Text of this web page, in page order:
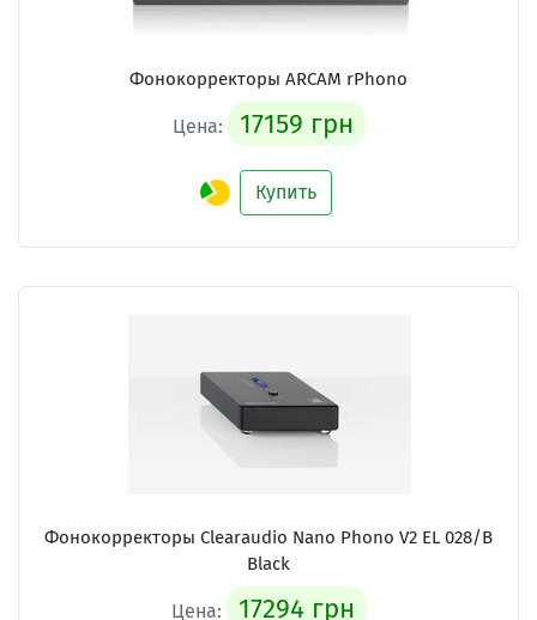
Фонокорректоры ARCAM rPhono
Цена: 17159 грн
Купить
Фонокорректоры Clearaudio Nano Phono V2 EL 028/B
Black
Цена: 17294 грн